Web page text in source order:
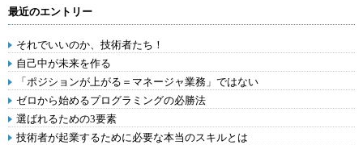
最近のエントリー
それでいいのか、技術者たち！
自己中が未来を作る
「ポジションが上がる＝マネージャ業務」ではない
ゼロから始めるプログラミングの必勝法
選ばれるための3要素
技術者が起業するために必要な本当のスキルとは